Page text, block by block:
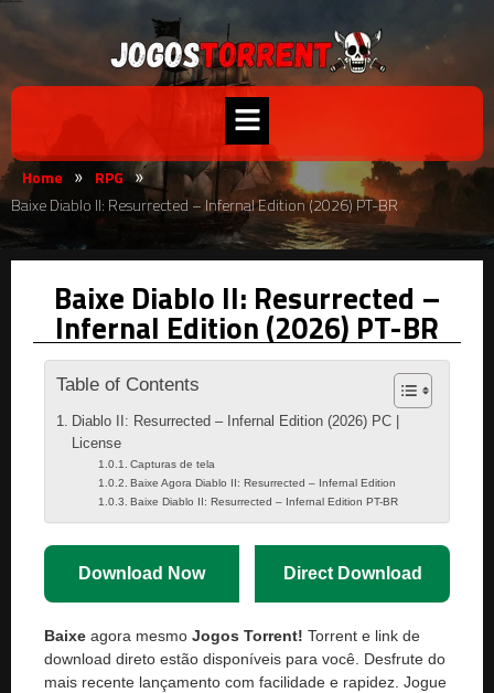
Home » RPG »
Baixe Diablo II: Resurrected – Infernal Edition (2026) PT-BR
Baixe Diablo II: Resurrected –
Infernal Edition (2026) PT-BR
Table of Contents
Diablo II: Resurrected – Infernal Edition (2026) PC |
License
Capturas de tela
Baixe Agora Diablo II: Resurrected – Infernal Edition
Baixe Diablo II: Resurrected – Infernal Edition PT-BR
Download Now Direct Download
Baixe agora mesmo Jogos Torrent! Torrent e link de
download direto estão disponíveis para você. Desfrute do
mais recente lançamento com facilidade e rapidez. Jogue